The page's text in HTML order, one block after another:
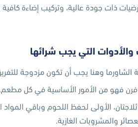
ذات جودة عالية، وتركيب إضاءة كافية
والأدوات التي يجب شرائها
الشاورما وهنا يجب أن تكون مزدوجة
فرن فهو من الأمور الأساسية في كل مطعم.
الأولى لحفظ اللحوم وباقي المواد
والمشروبات الغازية.